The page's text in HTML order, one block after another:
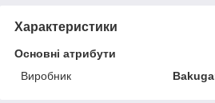
Характеристики
Основні атрибути
Виробник